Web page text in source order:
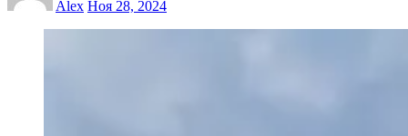
Alex Ноя 28, 2024